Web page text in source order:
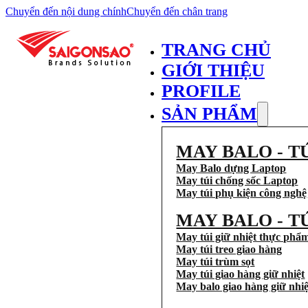
Chuyển đến nội dung chínhChuyển đến chân trang
TRANG CHỦ
GIỚI THIỆU
PROFILE
SẢN PHẨM
MAY BALO -
May Balo dựng Laptop
May túi chống sốc Laptop
May túi phụ kiện công nghệ
MAY BALO -
May túi giữ nhiệt thực
May túi treo giao hàng
May túi trùm sọt
May túi giao hàng giữ nhiệt
May balo giao hàng giữ